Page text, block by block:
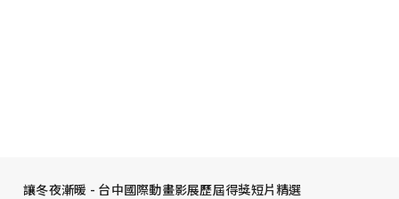
讓冬夜漸暖 - 台中國際動畫影展歷屆得獎短片精選